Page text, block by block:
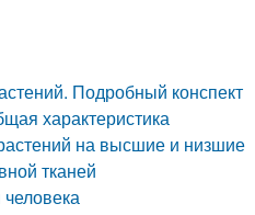
Подробный конспект
характеристика
на высшие и низшие
тканей